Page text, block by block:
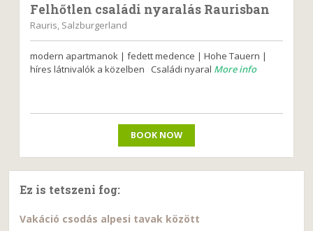
Felhőtlen családi nyaralás Raurisban
Rauris, Salzburgerland
modern apartmanok | fedett medence | Hohe Tauern |
híres látnivalók a közelben Családi nyaral More info
BOOK NOW
Ez is tetszeni fog:
Vakáció csodás alpesi tavak között